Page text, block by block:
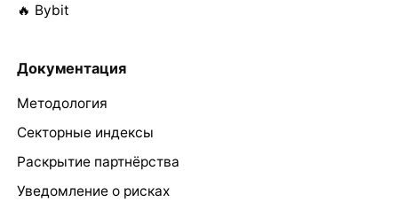
🔥 Bybit
Документация
Методология
Секторные индексы
Раскрытие партнёрства
Уведомление о рисках